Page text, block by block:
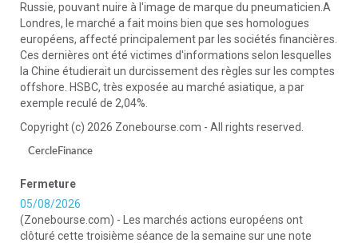
Russie, pouvant nuire à l'image de marque du pneumaticien.A
Londres, le marché a fait moins bien que ses homologues
européens, affecté principalement par les sociétés financières.
Ces dernières ont été victimes d'informations selon lesquelles
la Chine étudierait un durcissement des règles sur les comptes
offshore. HSBC, très exposée au marché asiatique, a par
exemple reculé de 2,04%.
Copyright (c) 2026 Zonebourse.com - All rights reserved.
CercleFinance
Fermeture
05/08/2026
(Zonebourse.com) - Les marchés actions européens ont
clôturé cette troisième séance de la semaine sur une note